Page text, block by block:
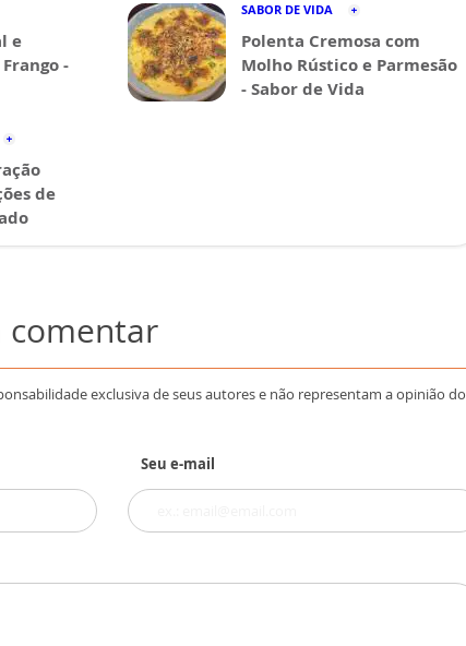
e
-
SABOR DE VIDA
Polenta Cremosa com
Molho Rústico e Parmesão
- Sabor de Vida
de
comentar
exclusiva de seus autores e não representam a opinião do
Seu e-mail